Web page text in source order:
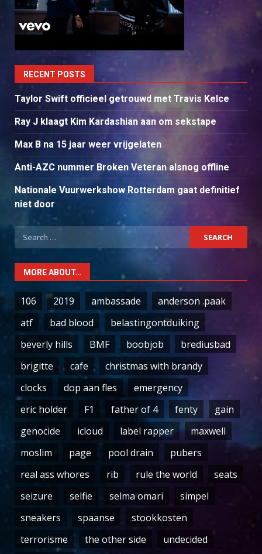
RECENT POSTS
Taylor Swift officieel getrouwd met Travis Kelce
Ray J klaagt Kim Kardashian aan om sekstape
Max B na 15 jaar weer vrijgelaten
Anti-AZC nummer Broken Veteran alsnog offline
Nationale Vuurwerkshow Rotterdam gaat definitief
niet door
Search
for:
MORE ABOUT…
106 2019 ambassade
anderson .paak
atf
bad blood
belastingontduiking
beverly hills
BMF boobjob
brediusbad
brigitte
cafe
christmas with brandy
clocks
dop aan fles
emergency
eric holder
F1 father of 4 fenty
gain
genocide
icloud label rapper
maxwell
moslim
page pool drain
pubers
real ass whores
rib rule the world
seats
seizure
selfie selma omari
simpel
sneakers
spaanse
stookkosten
terrorisme
the other side undecided